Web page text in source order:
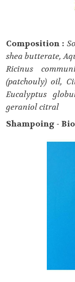
Composition :
shea butterate,
Ricinus
(patchouly) oil,
Eucalyptus
geraniol citral
Shampoing -